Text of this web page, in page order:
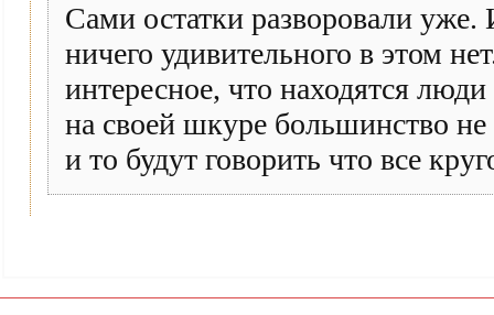
Сами остатки разворовали
ничего удивительного в этом
интересное, что находятся
на своей шкуре большинство не
и то будут говорить что все